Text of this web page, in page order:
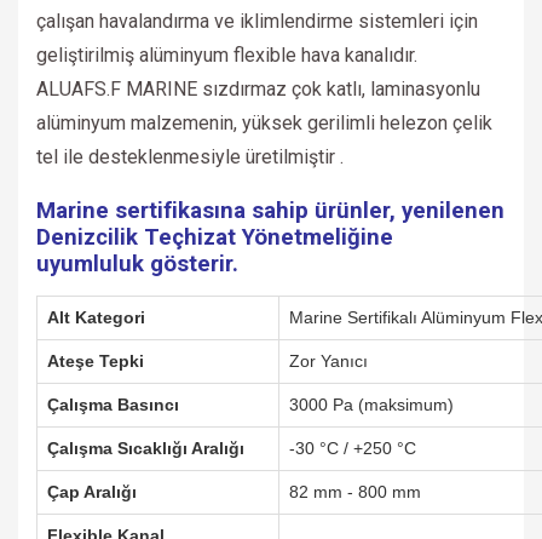
çalışan havalandırma ve iklimlendirme sistemleri için
geliştirilmiş alüminyum flexible hava kanalıdır.
ALUAFS.F MARINE sızdırmaz çok katlı, laminasyonlu
alüminyum malzemenin, yüksek gerilimli helezon çelik
tel ile desteklenmesiyle üretilmiştir .
Marine sertifikasına sahip ürünler, yenilenen
Denizcilik Teçhizat Yönetmeliğine
uyumluluk gösterir.
Alt Kategori Marine Sertifikalı Alüminyum
Ateşe Tepki Zor Yanıcı
Çalışma Basıncı 3000 Pa (maksimum)
Çalışma Sıcaklığı Aralığı -30 °C / +250 °C
Çap Aralığı 82 mm - 800 mm